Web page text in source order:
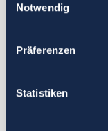
Notwendig
Präferenzen
Statistiken